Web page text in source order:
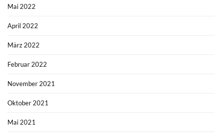
Mai 2022
April 2022
März 2022
Februar 2022
November 2021
Oktober 2021
Mai 2021